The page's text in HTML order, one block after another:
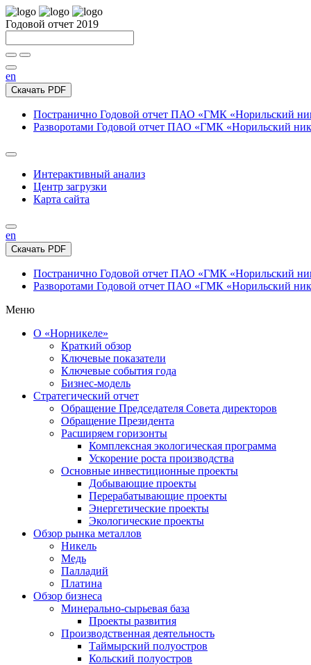
Годовой отчет 2019
en
Скачать PDF
Постранично Годовой отчет ПАО «ГМК «Норильский
Разворотами Годовой отчет ПАО «ГМК «Норильский
Интерактивный анализ
Центр загрузки
Карта сайта
en
Скачать PDF
Постранично Годовой отчет ПАО «ГМК «Норильский
Разворотами Годовой отчет ПАО «ГМК «Норильский
Меню
О «Норникеле»
Краткий обзор
Ключевые показатели
Ключевые события года
Бизнес-модель
Стратегический отчет
Обращение Председателя Совета директоров
Обращение Президента
Расширяем горизонты
Комплексная экологическая программа
Ускорение роста производства
Основные инвестиционные проекты
Добывающие проекты
Перерабатывающие проекты
Энергетические проекты
Экологические проекты
Обзор рынка металлов
Никель
Медь
Палладий
Платина
Обзор бизнеса
Минерально-сырьевая база
Проекты развития
Производственная деятельность
Таймырский полуостров
Кольский полуостров